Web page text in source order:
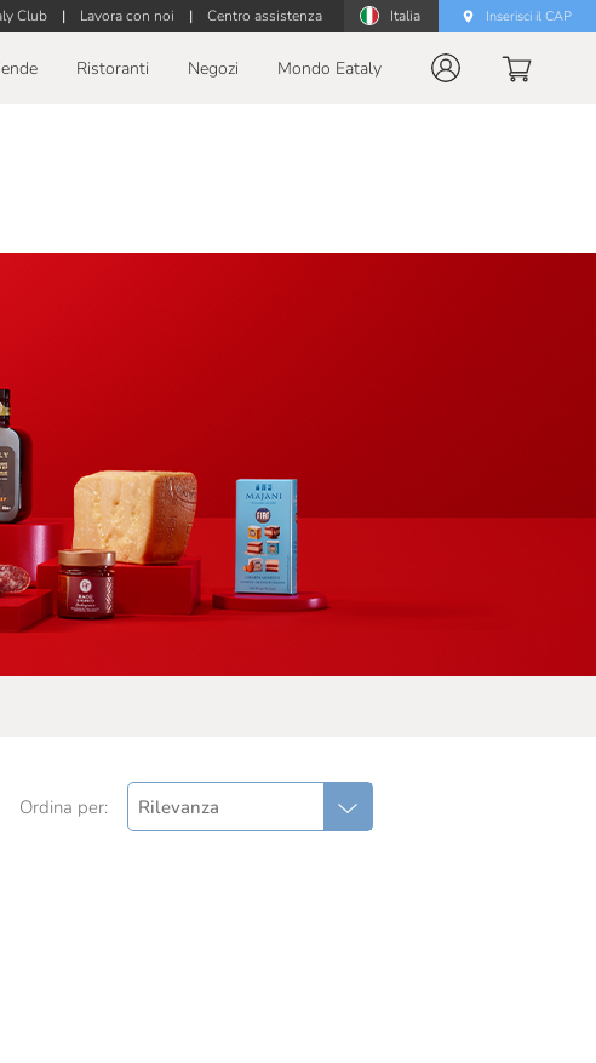
Club | Lavora con noi | Centro assistenza Italia Inserisci il CAP
Ristoranti Negozi Mondo Eataly
Ordina per: Rilevanza